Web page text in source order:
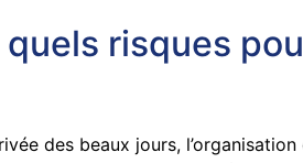
risques
des beaux jours,